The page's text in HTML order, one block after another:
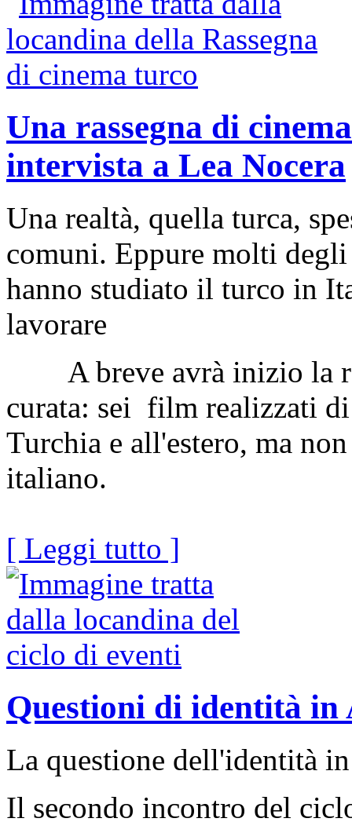
Una rassegna di
intervista a Lea Nocera
Una realtà, quella turca,
comuni. Eppure molti
hanno studiato il turco in
lavorare
A breve avrà inizio la
curata: sei film realizzati
Turchia e all'estero, ma
italiano.
[ Leggi tutto ]
Questioni di identità in
La questione dell'identità
Il secondo incontro del